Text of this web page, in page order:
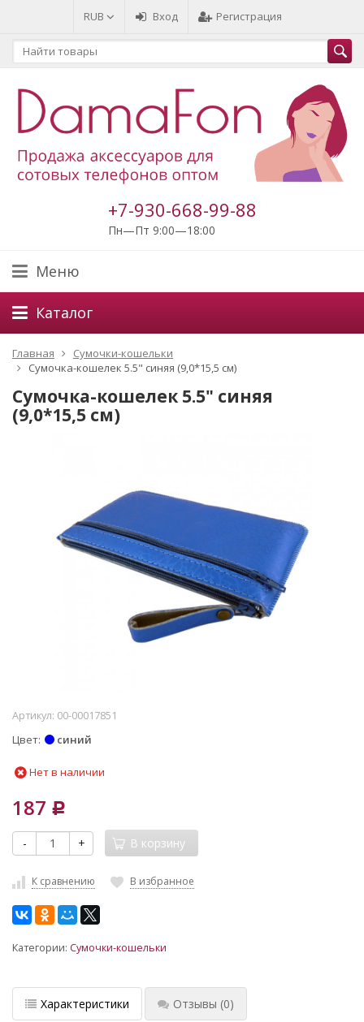
RUB Вход Регистрация
+7-930-668-99-88
Пн—Пт 9:00—18:00
Меню
Каталог
Главная
Сумочки-кошельки
Сумочка-кошелек 5.5" синяя (9,0*15,5 см)
Сумочка-кошелек 5.5" синяя
(9,0*15,5 см)
Артикул: 00-00017851
Цвет синий
Нет в наличии
187 Р
- + В корзину
К сравнению В избранное
Категории: Сумочки-кошельки
Характеристики Отзывы (0)